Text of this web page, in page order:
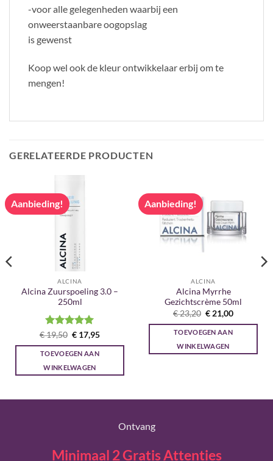
-voor alle gelegenheden waarbij een
onweerstaanbare oogopslag
is gewenst
Koop wel ook de kleur ontwikkelaar erbij om te
mengen!
GERELATEERDE PRODUCTEN
Aanbieding!
ALCINA
Alcina Zuurspoeling 3.0 –
250ml
Gewaardeerd
5uit 5
€19,50 Oorspronkelijke
prijs
was:
€ 19,50.
€ 17,95Huidige
is:
TOEVOEGEN AAN
WINKELWAGEN
Aanbieding!
ALCINA
Alcina Myrrhe
Gezichtscrème 50ml
€23,20 Oorspronkelijke
prijs
was:
€ 23,20.
€ 21,00Huidige
is:
TOEVOEGEN AAN
WINKELWAGEN
Ontvang
Minimaal 2 Gratis Attenties